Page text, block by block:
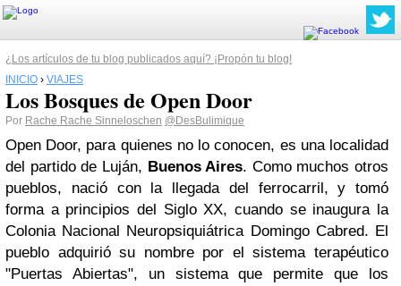
¿Los artículos de tu blog publicados aquí? ¡Propón tu blog!
INICIO › VIAJES
Los Bosques de Open Door
Por Rache Rache Sinneloschen @DesBulimique
Open Door, para quienes no lo conocen, es una localidad
del partido de Luján, Buenos Aires. Como muchos otros
pueblos, nació con la llegada del ferrocarril, y tomó
forma a principios del Siglo XX, cuando se inaugura la
Colonia Nacional Neuropsiquiátrica Domingo Cabred. El
pueblo adquirió su nombre por el sistema terapéutico
"Puertas Abiertas", un sistema que permite que los